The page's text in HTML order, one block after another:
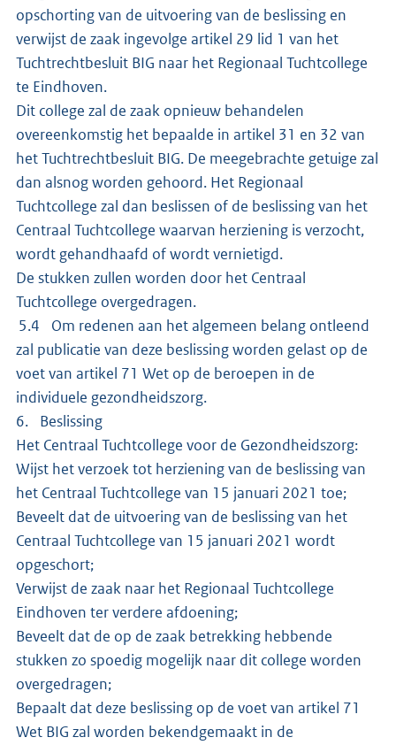
opschorting van de uitvoering van de beslissing en
verwijst de zaak ingevolge artikel 29 lid 1 van het
Tuchtrechtbesluit BIG naar het Regionaal Tuchtcollege
te Eindhoven.
Dit college zal de zaak opnieuw behandelen
overeenkomstig het bepaalde in artikel 31 en 32 van
het Tuchtrechtbesluit BIG. De meegebrachte getuige zal
dan alsnog worden gehoord. Het Regionaal
Tuchtcollege zal dan beslissen of de beslissing van het
Centraal Tuchtcollege waarvan herziening is verzocht,
wordt gehandhaafd of wordt vernietigd.
De stukken zullen worden door het Centraal
Tuchtcollege overgedragen.
5.4 Om redenen aan het algemeen belang ontleend
zal publicatie van deze beslissing worden gelast op de
voet van artikel 71 Wet op de beroepen in de
individuele gezondheidszorg.
6. Beslissing
Het Centraal Tuchtcollege voor de Gezondheidszorg:
Wijst het verzoek tot herziening van de beslissing van
het Centraal Tuchtcollege van 15 januari 2021 toe;
Beveelt dat de uitvoering van de beslissing van het
Centraal Tuchtcollege van 15 januari 2021 wordt
opgeschort;
Verwijst de zaak naar het Regionaal Tuchtcollege
Eindhoven ter verdere afdoening;
Beveelt dat de op de zaak betrekking hebbende
stukken zo spoedig mogelijk naar dit college worden
overgedragen;
Bepaalt dat deze beslissing op de voet van artikel 71
Wet BIG zal worden bekendgemaakt in de